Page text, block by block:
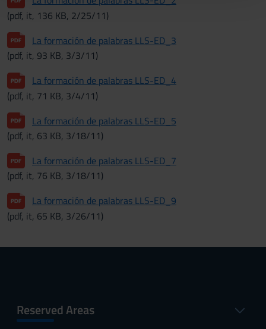
con altre informazioni che hai fornito loro o che hanno
raccolto dal tuo utilizzo dei loro servizi.
(pdf, it, 136 KB, 2/25/11)
La formación de palabras LLS-ED_3
(pdf, it, 93 KB, 3/3/11)
La formación de palabras LLS-ED_4
(pdf, it, 71 KB, 3/4/11)
La formación de palabras LLS-ED_5
(pdf, it, 63 KB, 3/18/11)
La formación de palabras LLS-ED_7
(pdf, it, 76 KB, 3/18/11)
La formación de palabras LLS-ED_9
(pdf, it, 65 KB, 3/26/11)
Reserved Areas